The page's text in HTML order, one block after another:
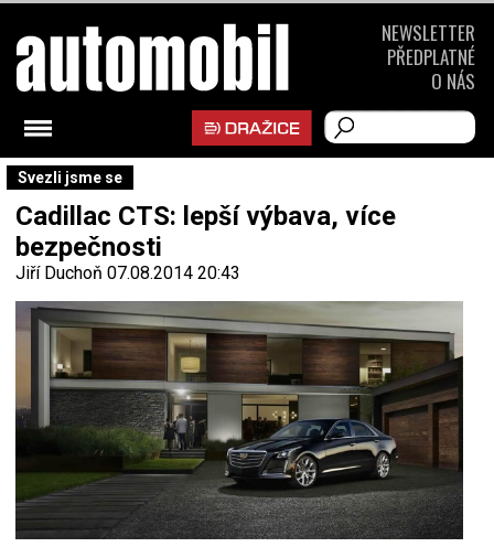
Svezli jsme se
Cadillac CTS: lepší výbava, více
bezpečnosti
Jiří Duchoň 07.08.2014 20:43
NEWSLETTER
PŘEDPLATNÉ
O NÁS